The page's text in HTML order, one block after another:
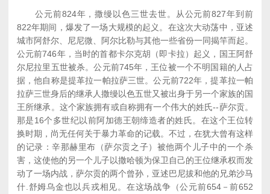
公元前824年，撒缦以色三世去世。从公元前827年到前
822年期间，爆发了一场大规模的起义。在这次大动荡中，亚述
城市阿舒尔、尼尼微、阿尔比勒与其他一些省份一同揭竿而起。
公元前746年，当时的首都卡尔克胡（即卡拉）起义，国王阿舒
尔尼拉里五世被杀。公元前745年，王位被一个不明国籍的人占
据，他自称是提革拉一帕拉萨三世。公元前722年，提革拉一帕
拉萨三世身后的继承人撒缦以色五世又被出身于另一个家族的国
王所继承。这个家族拥有或自称拥有一个伟大的姓氏--萨尔贡。
那是16个多世纪以前阿加德王朝缔造者的姓氏。在这个王位转
换时期，尚无任何关于暴力革命的记载。不过，在犹大曾有这样
的记录：辛那赫里布（萨尔贡之子）被他两个儿子中的一个杀
害，这使他的另一个儿子以撒哈顿为保卫自己的王位继承权而发
动了一场内战，萨尔贡的两个曾孙，亚述巴尼拔和他的兄弟沙马
什.舒姆乌金也以兵戎相见。在这场战争（公元前654－前652